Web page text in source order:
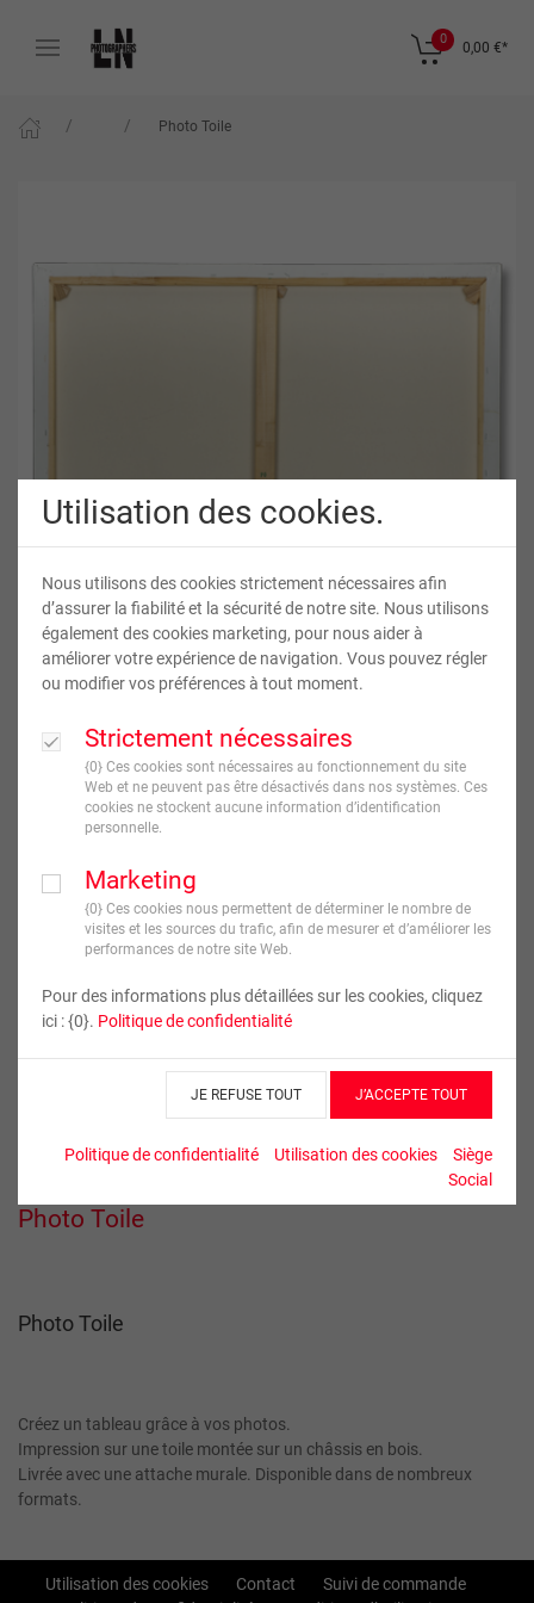
Utilisation des cookies.
Nous utilisons des cookies strictement nécessaires afin
d’assurer la fiabilité et la sécurité de notre site. Nous utilisons
également des cookies marketing, pour nous aider à
améliorer votre expérience de navigation. Vous pouvez régler
ou modifier vos préférences à tout moment.
Strictement nécessaires
{0} Ces cookies sont nécessaires au fonctionnement du site
Web et ne peuvent pas être désactivés dans nos systèmes. Ces
cookies ne stockent aucune information d’identification
personnelle.
Marketing
{0} Ces cookies nous permettent de déterminer le nombre de
visites et les sources du trafic, afin de mesurer et d’améliorer les
performances de notre site Web.
Pour des informations plus détaillées sur les cookies, cliquez
ici : {0}. Politique de confidentialité
JE REFUSE TOUT J’ACCEPTE TOUT
Politique de confidentialité Utilisation des cookies
Siège
Social
0
0,00 €*
Photo Toile
Photo Toile
25,00€
TVA incluse
JE CRÉE !
Format
Photo Toile
Photo Toile
Créez un tableau grâce à vos photos.
Impression sur une toile montée sur un châssis en bois.
Livrée avec une attache murale. Disponible dans de nombreux
formats.
Utilisation des cookies Contact
Suivi de commande